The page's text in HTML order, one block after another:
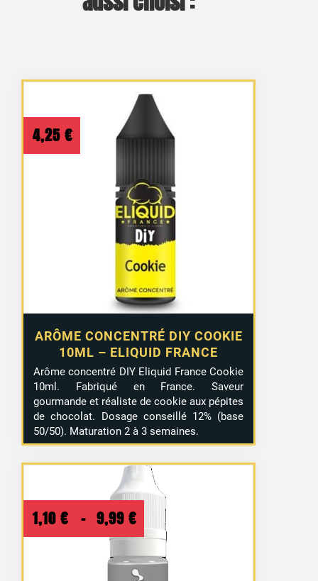
ARÔME CONCENTRÉ DIY COOKIE
10ML – ELIQUID FRANCE
4,25 €
Arôme concentré DIY Eliquid France Cookie
10ml. Fabriqué en France. Saveur
gourmande et réaliste de cookie aux pépites
de chocolat. Dosage conseillé 12% (base
50/50). Maturation 2 à 3 semaines.
1,10 € – 9,99 €
Plage
de
prix :